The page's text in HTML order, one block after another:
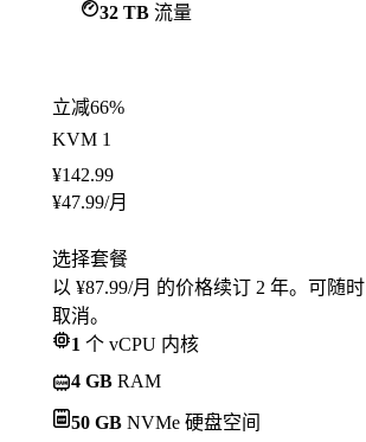
32 TB 流量
立减66%
KVM 1
¥142.99
¥47.99/月
选择套餐
以 ¥87.99/月 的价格续订 2 年。可随时
取消。
1 个 vCPU 内核
4 GB RAM
50 GB NVMe 硬盘空间